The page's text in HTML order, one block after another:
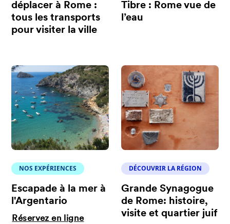
déplacer à Rome :
tous les transports
pour visiter la ville
Tibre : Rome vue de
l’eau
NOS EXPÉRIENCES
Escapade à la mer à
l'Argentario
Réservez en ligne
DÉCOUVRIR LA RÉGION
Grande Synagogue
de Rome: histoire,
visite et quartier juif